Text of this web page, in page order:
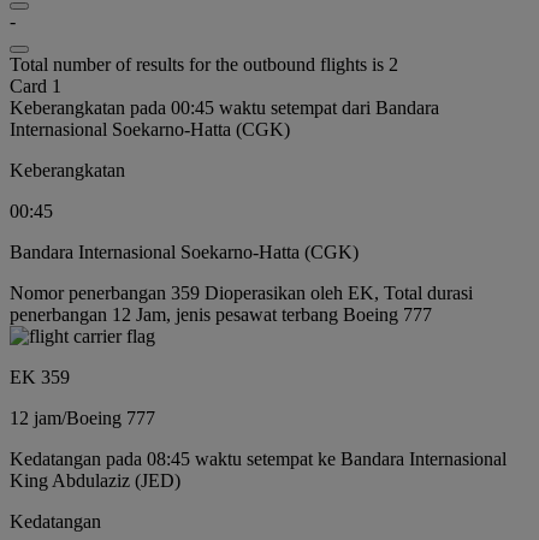
-
Total number of results for the outbound flights is 2
Card 1
Keberangkatan pada 00:45 waktu setempat dari Bandara
Internasional Soekarno-Hatta (CGK)
Keberangkatan
00:45
Bandara Internasional Soekarno-Hatta (CGK)
Nomor penerbangan 359 Dioperasikan oleh EK, Total durasi
penerbangan 12 Jam, jenis pesawat terbang Boeing 777
EK 359
12 jam/Boeing 777
Kedatangan pada 08:45 waktu setempat ke Bandara Internasional
King Abdulaziz (JED)
Kedatangan